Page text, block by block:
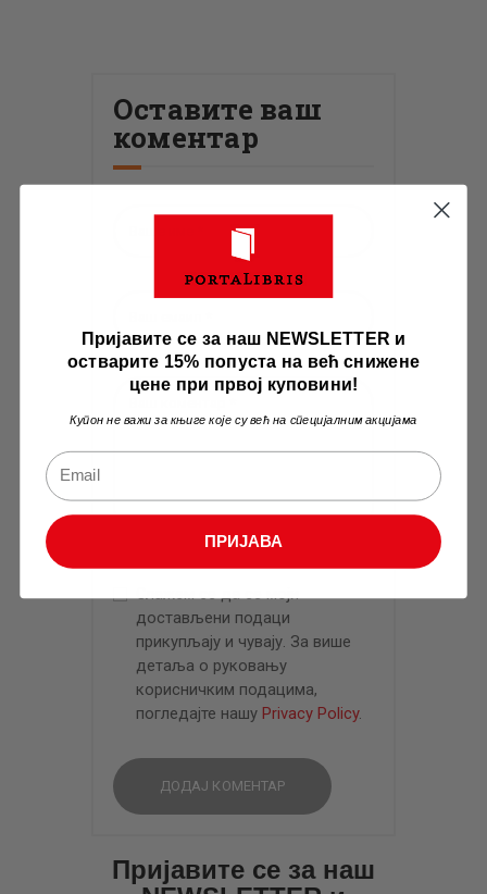
Оставите ваш
коментар
Слажем се да се моји
достављени подаци
прикупљају и чувају. За више
детаља о руковању
корисничким подацима,
погледајте нашу Privacy Policy.
Пријавите се за наш
Пријавите се за наш NEWSLETTER и
остварите 15% попуста на већ снижене
цене при првој куповини!
Купон не важи за књиге које су већ на специјалним акцијама
ПРИЈАВА